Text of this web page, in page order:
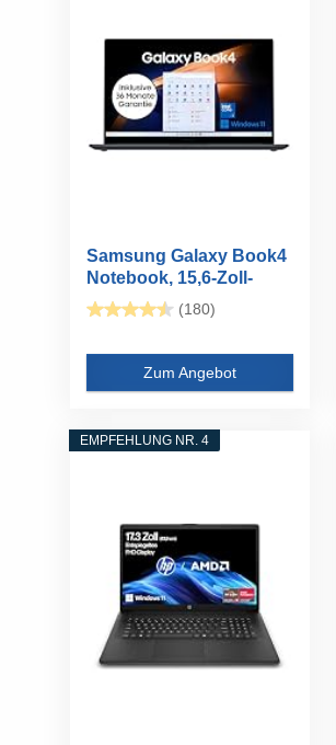
Samsung Galaxy Book4
Notebook, 15,6-Zoll-
Display...
(180)
Zum Angebot
EMPFEHLUNG NR. 4